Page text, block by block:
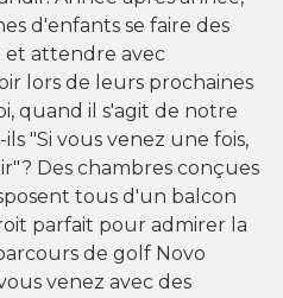
d'enfants se faire des
et attendre avec
lors de leurs prochaines
quand il s'agit de notre
"Si vous venez une fois,
Des chambres conçues
tous d'un balcon
parfait pour admirer la
de golf Novo
venez avec des